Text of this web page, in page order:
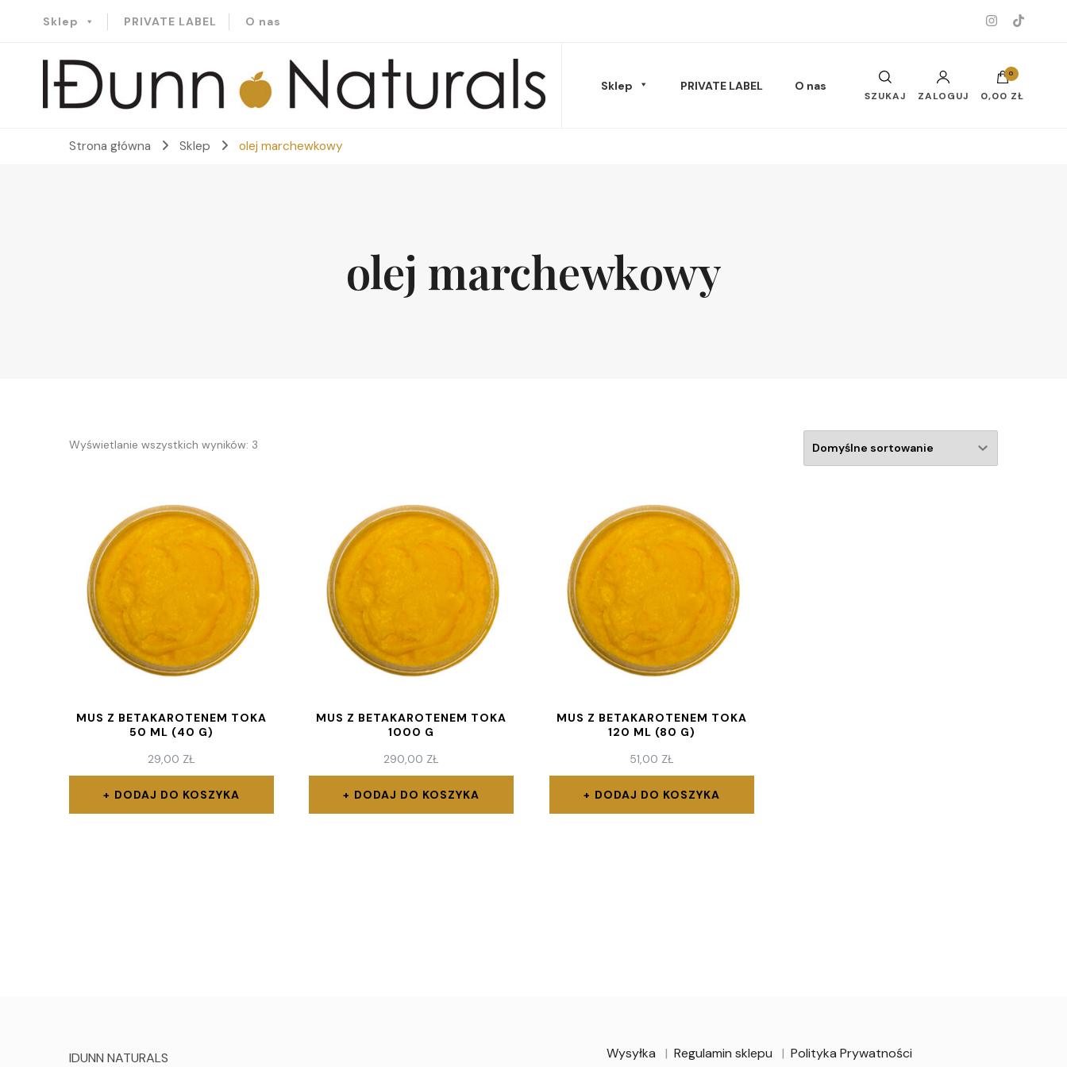
Sklep PRIVATE LABEL O nas
Idunn-Naturals Sklep
Perfumy
Perfumy & mgiełki do ciała
PRIVATE LABEL O nas
SZUKAJ ZALOGUJ
0
0,00 ZŁ
Strona główna Sklep olej marchewkowy
olej marchewkowy
Wyświetlanie wszystkich wyników: 3
MUS Z BETAKAROTENEM TOKA
50 ML (40 G)
29,00 ZŁ
DODAJ DO KOSZYKA
MUS Z BETAKAROTENEM TOKA
1000 G
290,00 ZŁ
DODAJ DO KOSZYKA
MUS Z BETAKAROTENEM TOKA
120 ML (80 G)
51,00 ZŁ
DODAJ DO KOSZYKA
IDUNN NATURALS Wysyłka Regulamin sklepu Polityka Prywatności